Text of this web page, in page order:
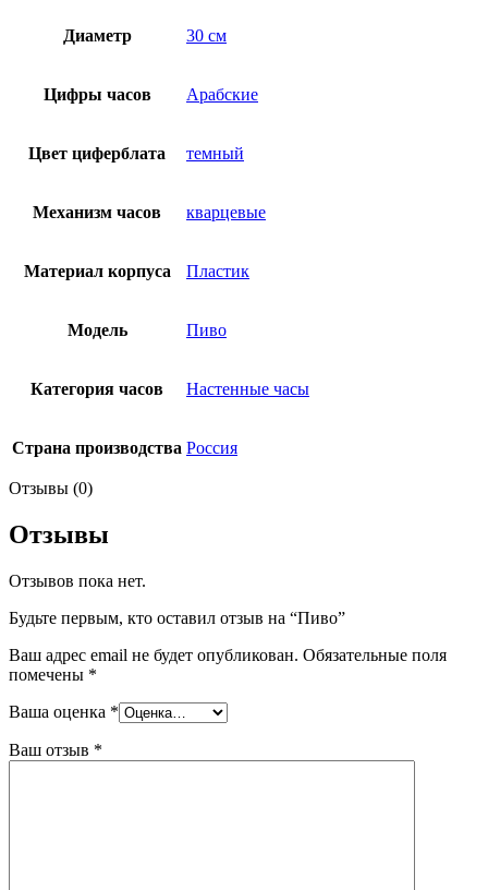
Диаметр 30 см
Цифры часов Арабские
Цвет циферблата темный
Механизм часов кварцевые
Материал корпуса Пластик
Модель Пиво
Категория часов Настенные часы
Страна производства Россия
Отзывы (0)
Отзывы
Отзывов пока нет.
Будьте первым, кто оставил отзыв на “Пиво”
Ваш адрес email не будет опубликован. Обязательные поля
помечены *
Ваша оценка *
Ваш отзыв *